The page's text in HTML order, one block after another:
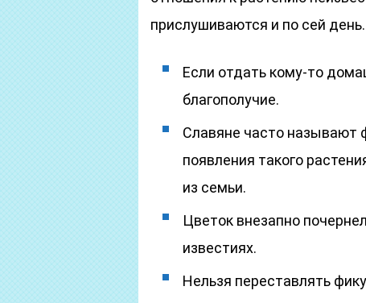
прислушиваются и по сей день.
Если отдать кому-то
благополучие.
Славяне часто называют
появления такого
из семьи.
Цветок внезапно
известиях.
Нельзя переставлять